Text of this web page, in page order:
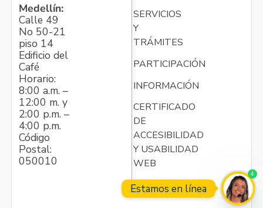
Medellín:
Calle 49
No 50-21
piso 14
Edificio del
Café
Horario:
8:00 a.m. –
12:00 m. y
2:00 p.m. –
4:00 p.m.
Código
Postal:
050010
SERVICIOS
Y
TRÁMITES
PARTICIPACIÓN
INFORMACIÓN
CERTIFICADO
DE
ACCESIBILIDAD
Y USABILIDAD
WEB
Estamos en línea
4